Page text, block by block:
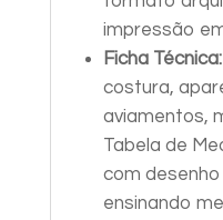
impressão
Ficha Técnica:
costura,
aviamentos,
Tabela de
com
ensinando